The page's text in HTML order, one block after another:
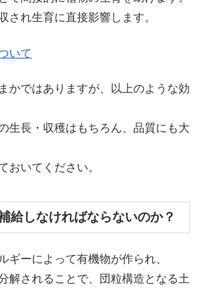
され生育に直接影響します。
いて
かではありますが、以上のような効
生長・収穫はもちろん、品質にも大
おいてください。
給しなければならないのか？
ギーによって有機物が作られ、
解されることで、団粒構造となる土